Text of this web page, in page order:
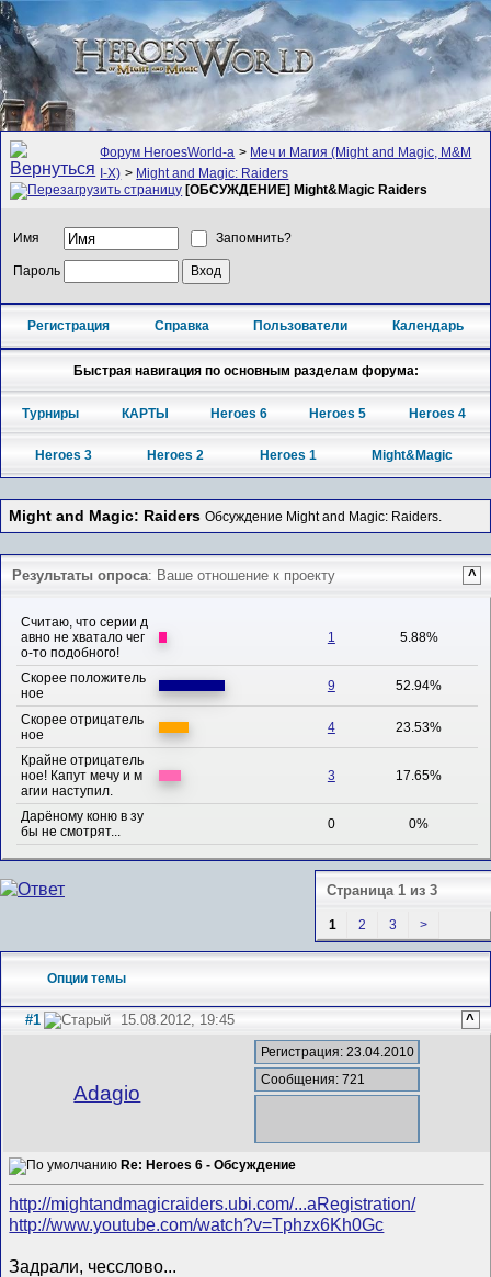
Форум HeroesWorld-а > Меч и Магия (Might and Magic, M&M
I-X) > Might and Magic: Raiders
[ОБСУЖДЕНИЕ] Might&Magic Raiders
Имя Запомнить?
Пароль
Регистрация Справка Пользователи Календарь
Быстрая навигация по основным разделам форума:
Турниры КАРТЫ Heroes 6 Heroes 5 Heroes 4
Heroes 3 Heroes 2 Heroes 1 Might&Magic
Might and Magic: Raiders Обсуждение Might and Magic: Raiders.
Результаты опроса: Ваше отношение к проекту ^
Считаю, что серии д
авно не хватало чег
о-то подобного!
1 5.88%
Скорее положитель
ное
9 52.94%
Скорее отрицатель
ное
4 23.53%
Крайне отрицатель
ное! Капут мечу и м
агии наступил.
3 17.65%
Дарёному коню в зу
бы не смотрят...
0 0%
Страница 1 из 3
1 2 3 >
Опции темы
#1 15.08.2012, 19:45 ^
Adagio
Регистрация: 23.04.2010
Сообщения: 721
Re: Heroes 6 - Обсуждение
http://mightandmagicraiders.ubi.com/...aRegistration/
http://www.youtube.com/watch?v=Tphzx6Kh0Gc
Задрали, чесслово...